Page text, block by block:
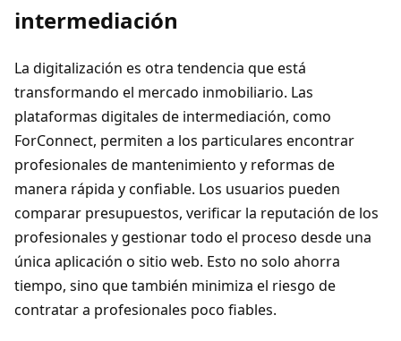
intermediación
La digitalización es otra tendencia que está
transformando el mercado inmobiliario. Las
plataformas digitales de intermediación, como
ForConnect, permiten a los particulares encontrar
profesionales de mantenimiento y reformas de
manera rápida y confiable. Los usuarios pueden
comparar presupuestos, verificar la reputación de los
profesionales y gestionar todo el proceso desde una
única aplicación o sitio web. Esto no solo ahorra
tiempo, sino que también minimiza el riesgo de
contratar a profesionales poco fiables.